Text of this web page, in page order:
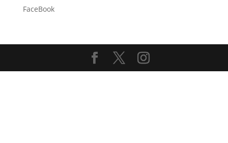
FaceBook